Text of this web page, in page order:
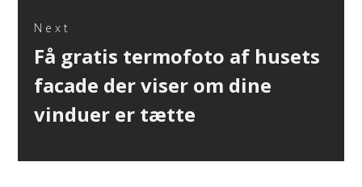
Next
Next
post:
Få gratis termofoto af husets
facade der viser om dine
vinduer er tætte